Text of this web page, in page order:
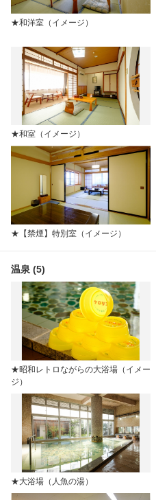
★和洋室（イメージ）
★和室（イメージ）
★【禁煙】特別室（イメージ）
温泉 (5)
★昭和レトロながらの大浴場（イメー
ジ）
★大浴場（人魚の湯）